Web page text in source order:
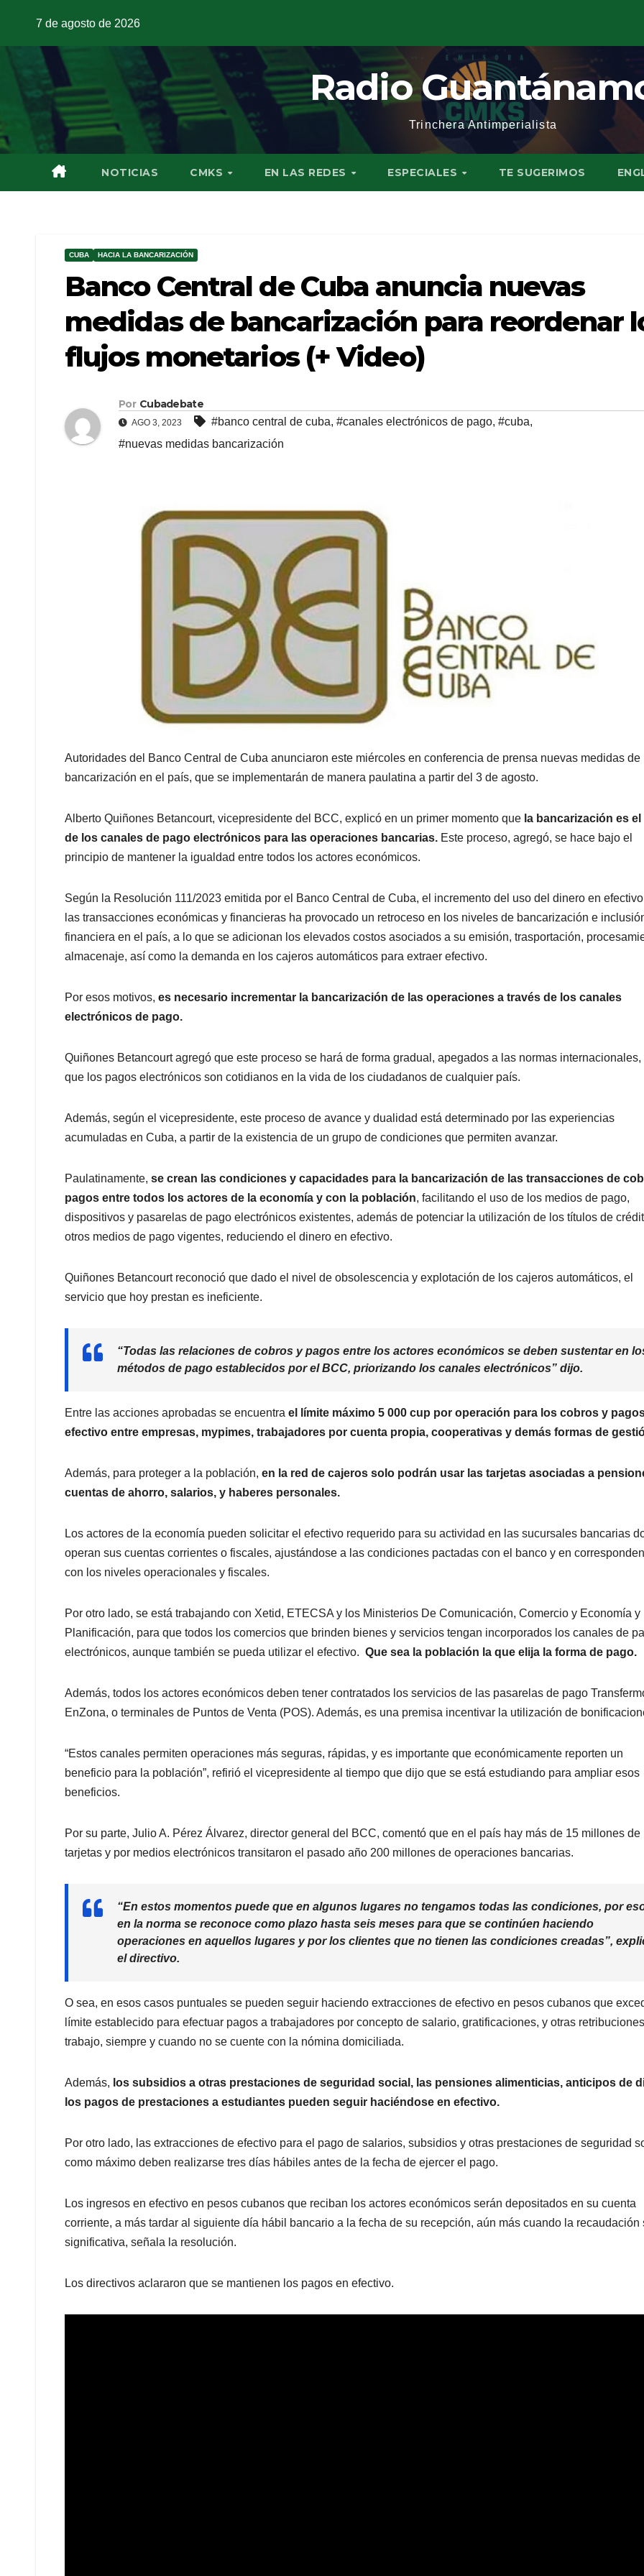
7 de agosto de 2026
Radio
Trinchera Antimperialista
NOTICIAS CMKS EN LAS REDES ESPECIALES TE SUGERIMOS
CUBA HACIA LA BANCARIZACIÓN
Banco Central de Cuba anuncia nuevas
medidas de bancarización para reordenar
flujos monetarios (+ Video)
Por Cubadebate
AGO 3, 2023 #banco central de cuba, #canales electrónicos de pago, #cuba,
#nuevas medidas bancarización
Autoridades del Banco Central de Cuba anunciaron este miércoles en conferencia de prensa nuevas medidas de
bancarización en el país, que se implementarán de manera paulatina a partir del 3 de agosto.
Alberto Quiñones Betancourt, vicepresidente del BCC, explicó en un primer momento que la bancarización es
de los canales de pago electrónicos para las operaciones bancarias. Este proceso, agregó, se hace bajo el
principio de mantener la igualdad entre todos los actores económicos.
Según la Resolución 111/2023 emitida por el Banco Central de Cuba, el incremento del uso del dinero en
las transacciones económicas y financieras ha provocado un retroceso en los niveles de bancarización e
financiera en el país, a lo que se adicionan los elevados costos asociados a su emisión, trasportación,
almacenaje, así como la demanda en los cajeros automáticos para extraer efectivo.
Por esos motivos, es necesario incrementar la bancarización de las operaciones a través de los canales
electrónicos de pago.
Quiñones Betancourt agregó que este proceso se hará de forma gradual, apegados a las normas internacionales,
que los pagos electrónicos son cotidianos en la vida de los ciudadanos de cualquier país.
Además, según el vicepresidente, este proceso de avance y dualidad está determinado por las experiencias
acumuladas en Cuba, a partir de la existencia de un grupo de condiciones que permiten avanzar.
Paulatinamente, se crean las condiciones y capacidades para la bancarización de las transacciones de
pagos entre todos los actores de la economía y con la población, facilitando el uso de los medios de pago,
dispositivos y pasarelas de pago electrónicos existentes, además de potenciar la utilización de los títulos de
otros medios de pago vigentes, reduciendo el dinero en efectivo.
Quiñones Betancourt reconoció que dado el nivel de obsolescencia y explotación de los cajeros automáticos, el
servicio que hoy prestan es ineficiente.
“Todas las relaciones de cobros y pagos entre los actores económicos se deben sustentar en
métodos de pago establecidos por el BCC, priorizando los canales electrónicos” dijo.
Entre las acciones aprobadas se encuentra el límite máximo 5 000 cup por operación para los cobros y
efectivo entre empresas, mypimes, trabajadores por cuenta propia, cooperativas y demás formas de
Además, para proteger a la población, en la red de cajeros solo podrán usar las tarjetas asociadas a
cuentas de ahorro, salarios, y haberes personales.
Los actores de la economía pueden solicitar el efectivo requerido para su actividad en las sucursales bancarias
operan sus cuentas corrientes o fiscales, ajustándose a las condiciones pactadas con el banco y en
con los niveles operacionales y fiscales.
Por otro lado, se está trabajando con Xetid, ETECSA y los Ministerios De Comunicación, Comercio y Economía y
Planificación, para que todos los comercios que brinden bienes y servicios tengan incorporados los canales de
electrónicos, aunque también se pueda utilizar el efectivo. Que sea la población la que elija la forma de pago.
Además, todos los actores económicos deben tener contratados los servicios de las pasarelas de pago
EnZona, o terminales de Puntos de Venta (POS). Además, es una premisa incentivar la utilización de
“Estos canales permiten operaciones más seguras, rápidas, y es importante que económicamente reporten un
beneficio para la población”, refirió el vicepresidente al tiempo que dijo que se está estudiando para ampliar esos
beneficios.
Por su parte, Julio A. Pérez Álvarez, director general del BCC, comentó que en el país hay más de 15 millones de
tarjetas y por medios electrónicos transitaron el pasado año 200 millones de operaciones bancarias.
“En estos momentos puede que en algunos lugares no tengamos todas las condiciones, por
en la norma se reconoce como plazo hasta seis meses para que se continúen haciendo
operaciones en aquellos lugares y por los clientes que no tienen las condiciones creadas”,
el directivo.
O sea, en esos casos puntuales se pueden seguir haciendo extracciones de efectivo en pesos cubanos que
límite establecido para efectuar pagos a trabajadores por concepto de salario, gratificaciones, y otras retribuciones
trabajo, siempre y cuando no se cuente con la nómina domiciliada.
Además, los subsidios a otras prestaciones de seguridad social, las pensiones alimenticias, anticipos de
los pagos de prestaciones a estudiantes pueden seguir haciéndose en efectivo.
Por otro lado, las extracciones de efectivo para el pago de salarios, subsidios y otras prestaciones de seguridad
como máximo deben realizarse tres días hábiles antes de la fecha de ejercer el pago.
Los ingresos en efectivo en pesos cubanos que reciban los actores económicos serán depositados en su cuenta
corriente, a más tardar al siguiente día hábil bancario a la fecha de su recepción, aún más cuando la recaudación
significativa, señala la resolución.
Los directivos aclararon que se mantienen los pagos en efectivo.